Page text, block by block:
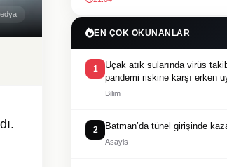
EN ÇOK OKUNANLAR
1
Uçak atık sularında virüs
pandemi riskine karşı erken
geliştiriliyor
Bilim
2 Batman’da tünel girişinde
Asayis